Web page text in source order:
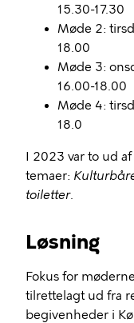
15.30-17.30
Møde 2:
18.00
Møde 3:
16.00-18.00
Møde 4:
18.0
I 2023 var to ud
temaer:
toiletter.
Løsning
Fokus for
tilrettelagt ud fra
begivenheder i